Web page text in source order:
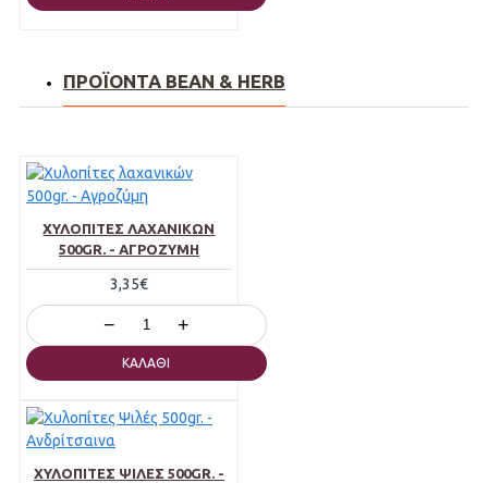
ΠΡΟΪΌΝΤΑ BEAN & HERB
ΧΥΛΟΠΊΤΕΣ ΛΑΧΑΝΙΚΏΝ
500GR. - ΑΓΡΟΖΎΜΗ
3,35€
− +
ΚΑΛΆΘΙ
ΧΥΛΟΠΊΤΕΣ ΨΙΛΈΣ 500GR. -